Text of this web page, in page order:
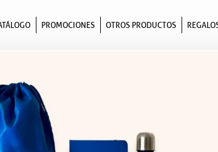
publicitarios para
PROMOCIONES OTROS PRODUCTOS